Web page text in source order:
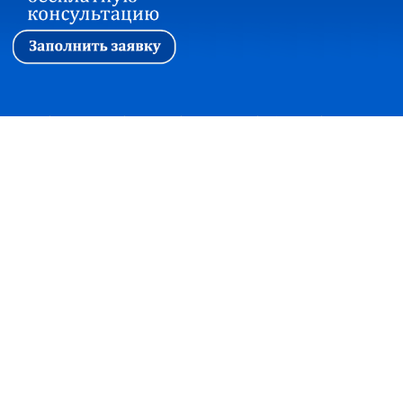
Первая | Ассоциация | Новости | Стажировка | Обучение |